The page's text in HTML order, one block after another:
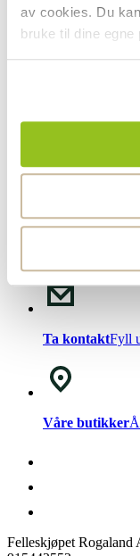
av cookies. Du
bruke til dine egne
BondeKompaniet er
BondeKompaniet har
gode råd innenfor
Nyhetsbrev!Meld
Ta kontaktFyll
Våre butikker
Felleskjøpet Rogaland